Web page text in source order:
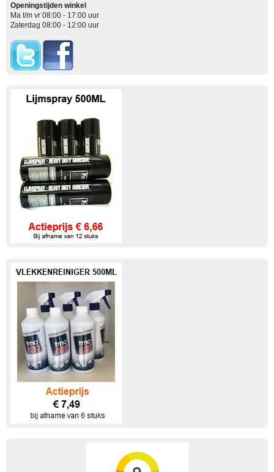
Openingstijden winkel
Ma t/m vr 08:00 - 17:00 uur
Zaterdag 08:00 - 12:00 uur